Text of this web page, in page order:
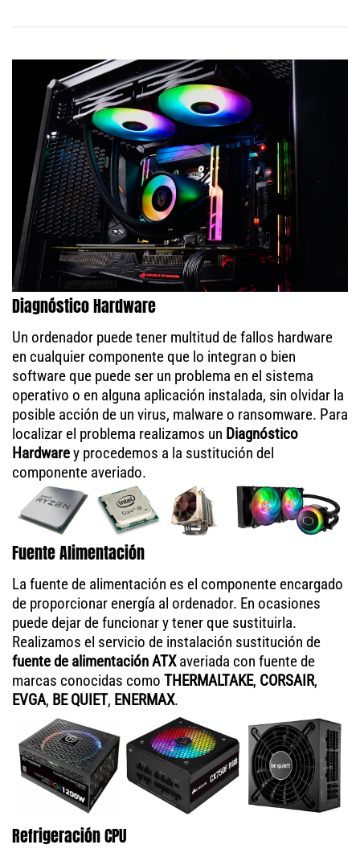
Diagnóstico Hardware
Un ordenador puede tener multitud de fallos hardware
en cualquier componente que lo integran o bien
software que puede ser un problema en el sistema
operativo o en alguna aplicación instalada, sin olvidar la
posible acción de un virus, malware o ransomware. Para
localizar el problema realizamos un Diagnóstico
Hardwarey procedemos a la sustitución del
componente averiado.
Fuente Alimentación
La fuente de alimentación es el componente encargado
de proporcionar energía al ordenador. En ocasiones
puede dejar de funcionar y tener que sustituirla.
Realizamos el servicio de instalación sustitución de
fuente de alimentación ATXaveriada con fuente de
marcas conocidas como THERMALTAKE, CORSAIR,
EVGA, BE QUIET, ENERMAX.
Refrigeración CPU